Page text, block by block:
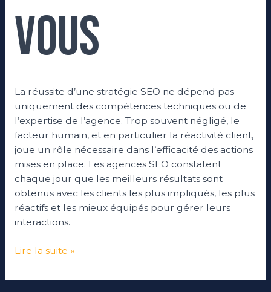
vous
La réussite d’une stratégie SEO ne dépend pas
uniquement des compétences techniques ou de
l’expertise de l’agence. Trop souvent négligé, le
facteur humain, et en particulier la réactivité client,
joue un rôle nécessaire dans l’efficacité des actions
mises en place. Les agences SEO constatent
chaque jour que les meilleurs résultats sont
obtenus avec les clients les plus impliqués, les plus
réactifs et les mieux équipés pour gérer leurs
interactions.
Lire la suite »